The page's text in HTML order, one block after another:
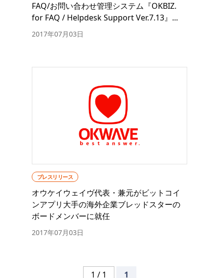
FAQ/お問い合わせ管理システム『OKBIZ.
for FAQ / Helpdesk Support Ver.7.13』...
2017年07月03日
プレスリリース
オウケイウェイヴ代表・兼元がビットコイ
ンアプリ大手の海外企業ブレッドスターの
ボードメンバーに就任
2017年07月03日
1 / 1 1